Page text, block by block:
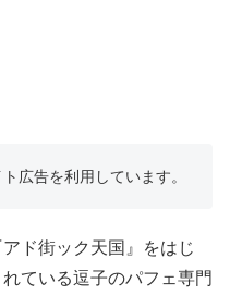
広告を利用しています。
ド街ック天国』をはじ
ている逗子のパフェ専門